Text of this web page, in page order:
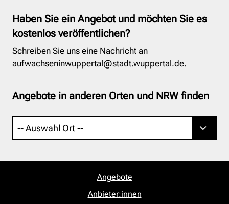
Haben Sie ein Angebot und möchten Sie es
kostenlos veröffentlichen?
Schreiben Sie uns eine Nachricht an
aufwachseninwuppertal@stadt.wuppertal.de.
Angebote in anderen Orten und NRW finden
Angebote
Anbieter:innen